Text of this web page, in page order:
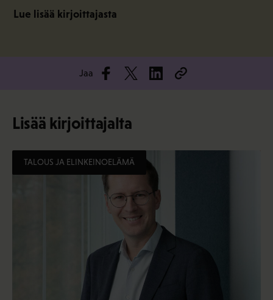
Lue lisää kirjoittajasta
Jaa
Lisää kirjoittajalta
TALOUS JA ELINKEINOELÄMÄ